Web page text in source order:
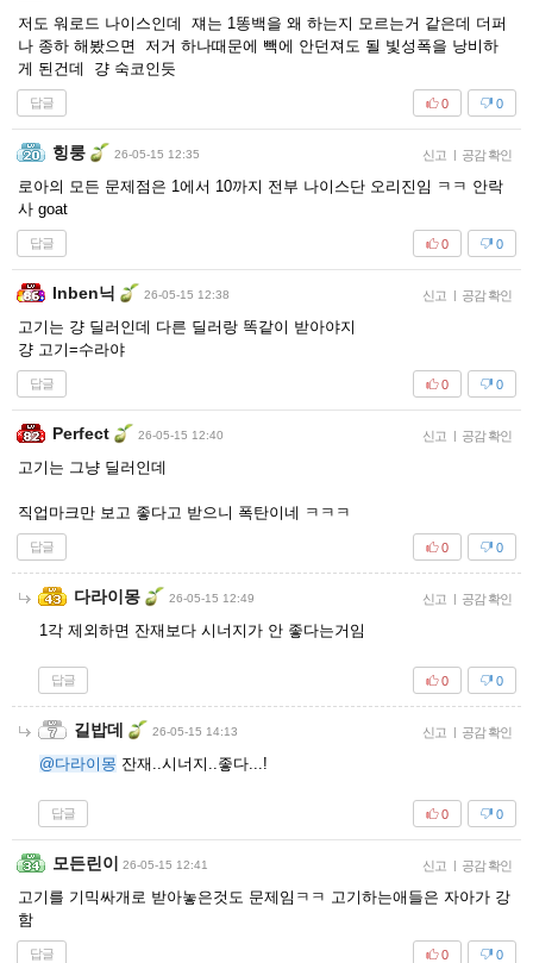
저도 워로드 나이스인데 쟤는 1똥백을 왜 하는지 모르는거 같은데 더퍼
나 종하 해봤으면 저거 하나때문에 빽에 안던져도 될 빛성폭을 낭비하
게 된건데 걍 숙코인듯
답글 0
0
힝룽 26-05-15 12:35 신고 | 공감 확인
로아의 모든 문제점은 1에서 10까지 전부 나이스단 오리진임 ㅋㅋ 안락
사 goat
답글 0
0
Inben닉 26-05-15 12:38 신고 | 공감 확인
고기는 걍 딜러인데 다른 딜러랑 똑같이 받아야지
걍 고기=수라야
답글 0
0
Perfect 26-05-15 12:40 신고 | 공감 확인
고기는 그냥 딜러인데
직업마크만 보고 좋다고 받으니 폭탄이네 ㅋㅋㅋ
답글 0
0
다라이몽 26-05-15 12:49 신고 | 공감 확인
1각 제외하면 잔재보다 시너지가 안 좋다는거임
답글 0
0
길밥데 26-05-15 14:13 신고 | 공감 확인
@다라이몽 잔재..시너지..좋다...!
답글 0
0
모든린이 26-05-15 12:41 신고 | 공감 확인
고기를 기믹싸개로 받아놓은것도 문제임ㅋㅋ 고기하는애들은 자아가 강
함
답글 0
0